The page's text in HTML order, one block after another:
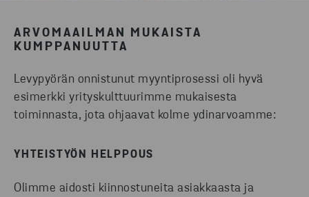
ARVOMAAILMAN MUKAISTA
KUMPPANUUTTA
Levypyörän onnistunut myyntiprosessi oli hyvä
esimerkki yrityskulttuurimme mukaisesta
toiminnasta, jota ohjaavat kolme ydinarvoamme:
YHTEISTYÖN HELPPOUS
Olimme aidosti kiinnostuneita asiakkaasta ja